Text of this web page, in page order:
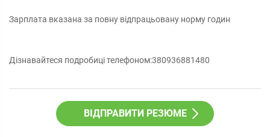
Зарплата вказана за повну відпрацьовану норму годин
Дізнавайтеся подробиці телефоном:380936881480
ВІДПРАВИТИ РЕЗЮМЕ